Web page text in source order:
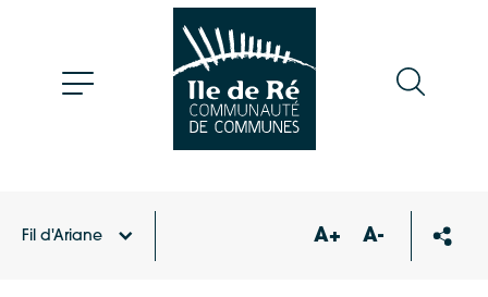
Fil d'Ariane A+ A-